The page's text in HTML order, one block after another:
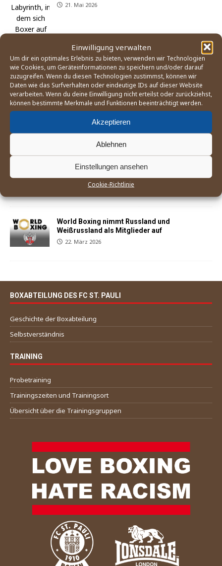
Einwilligung verwalten
Um dir ein optimales Erlebnis zu bieten, verwenden wir Technologien
wie Cookies, um Geräteinformationen zu speichern und/oder darauf
zuzugreifen. Wenn du diesen Technologien zustimmst, können wir
Daten wie das Surfverhalten oder eindeutige IDs auf dieser Website
verarbeiten. Wenn du deine Einwilligung nicht erteilst oder zurückziehst,
können bestimmte Merkmale und Funktionen beeinträchtigt werden.
Akzeptieren
Ablehnen
Einstellungen ansehen
Cookie-Richtlinie
21. Mai 2026
England Boxing betrachtet Mitgliedsverband
»East Midland« als gescheitert
25. April 2026
Sohail Koofi und Anton Hedde kehren mit
Siegen in Buxtehude auf den Kiez zurück
29. März 2026
World Boxing nimmt Russland und
Weißrussland als Mitglieder auf
22. März 2026
BOXABTEILUNG DES FC ST. PAULI
Geschichte der Boxabteilung
Selbstverständnis
TRAINING
Probetraining
Trainingszeiten und Trainingsort
Übersicht über die Trainingsgruppen